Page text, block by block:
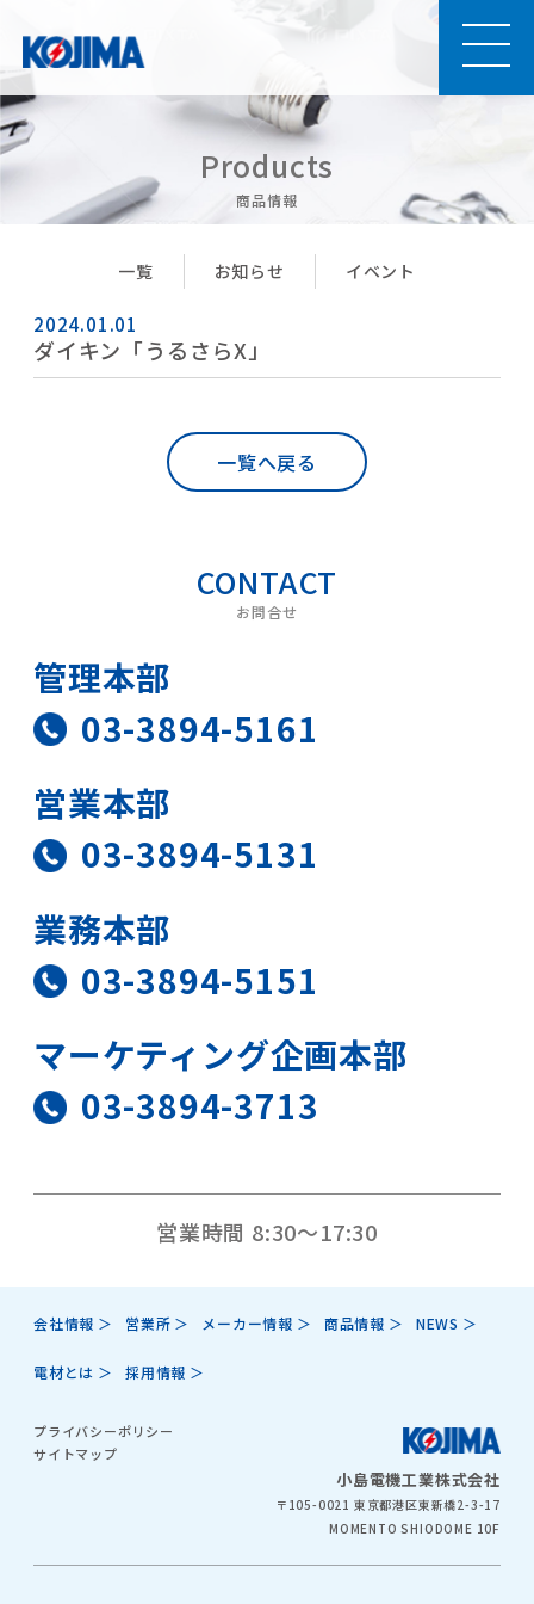
商品情報
一覧 お知らせ イベント
2024.01.01
ダイキン「うるさらX」
一覧へ戻る
お問合せ
管理本部
03-3894-5161
営業本部
03-3894-5131
業務本部
03-3894-5151
マーケティング企画本部
03-3894-3713
営業時間 8:30～17:30
会社情報 営業所 メーカー情報 商品情報 NEWS
電材とは 採用情報
小島電機工業株式会社
〒105-0021 東京都港区東新橋2-3-17
MOMENTO SHIODOME 10F
プライバシーポリシー
サイトマップ